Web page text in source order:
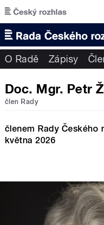
Přejít k hlavnímu obsahu
O Radě Zápisy
Doc. Mgr. Petr
člen Rady
členem Rady Českého
května 2026